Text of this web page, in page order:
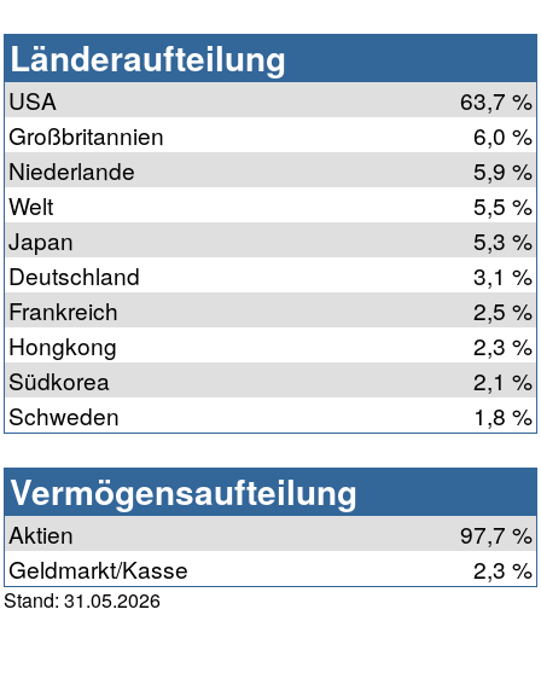
Länderaufteilung
USA
63,7 %
Großbritannien
6,0 %
Niederlande
5,9 %
Welt
5,5 %
Japan
5,3 %
Deutschland
3,1 %
Frankreich
2,5 %
Hongkong
2,3 %
Südkorea
2,1 %
Schweden
1,8 %
Vermögensaufteilung
Aktien
97,7 %
Geldmarkt/Kasse
2,3 %
Stand: 31.05.2026